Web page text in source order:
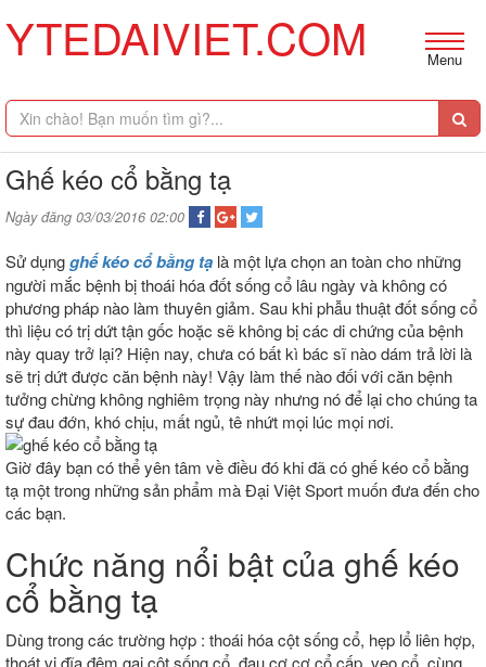
YTEDAIVIET.COM Menu
Ghế kéo cổ bằng tạ
Ngày đăng 03/03/2016 02:00
Sử dụngghế kéo cổ bằng tạ là một lựa chọn an toàn cho những
người mắc bệnh bị thoái hóa đốt sống cổ lâu ngày và không có
phương pháp nào làm thuyên giảm. Sau khi phẫu thuật đốt sống cổ
thì liệu có trị dứt tận gốc hoặc sẽ không bị các di chứng của bệnh
này quay trở lại? Hiện nay, chưa có bất kì bác sĩ nào dám trả lời là
sẽ trị dứt được căn bệnh này! Vậy làm thế nào đối với căn bệnh
tưởng chừng không nghiêm trọng này nhưng nó để lại cho chúng ta
sự đau đớn, khó chịu, mất ngủ, tê nhứt mọi lúc mọi nơi.
Giờ đây bạn có thể yên tâm về điều đó khi đã có ghế kéo cổ bằng
tạ một trong những sản phẩm mà Đại Việt Sport muốn đưa đến cho
các bạn.
Chức năng nổi bật của ghế kéo
cổ bằng tạ
Dùng trong các trường hợp : thoái hóa cột sống cổ, hẹp lổ liên hợp,
thoát vị đĩa đệm,gai cột sống cổ, đau cơ cơ cổ cấp, vẹo cổ, cùng